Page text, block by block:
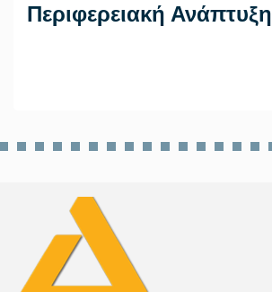
Περιφερειακή Ανάπτυξη